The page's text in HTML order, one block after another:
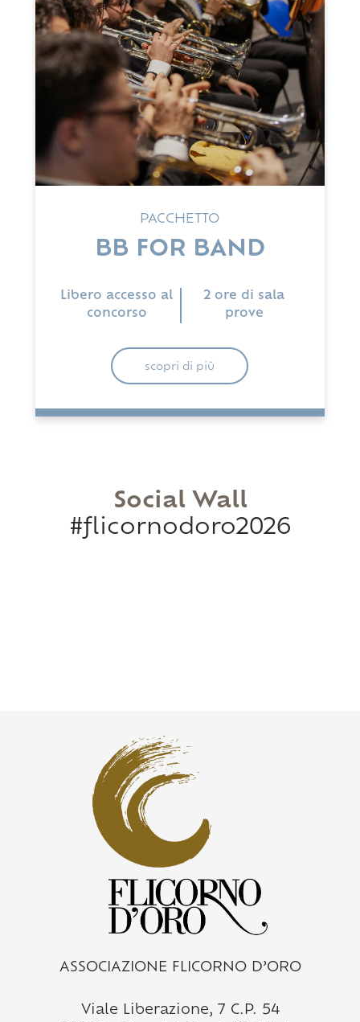
PACCHETTO
BB FOR BAND
Libero accesso al
concorso
2 ore di sala
prove
scopri di più
Social Wall
#flicornodoro2026
ASSOCIAZIONE FLICORNO D’ORO
Viale Liberazione, 7 C.P. 54